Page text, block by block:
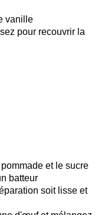
vanille
pour recouvrir la
et le sucre
batteur
soit lisse et